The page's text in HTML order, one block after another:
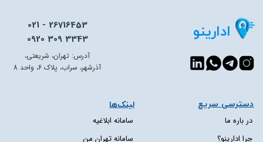
ادارینو
021 - 26716453
0920 309 3343
در باره ما
چرا ادارینو؟
دسترسی سریع​​​​​​​ لینک‌ها
سامانه ابلاغیه
سامانه تهران من
آدرس: تهران، شریعتی،
آذرشهر، سراب، پلاک 6، واحد 8